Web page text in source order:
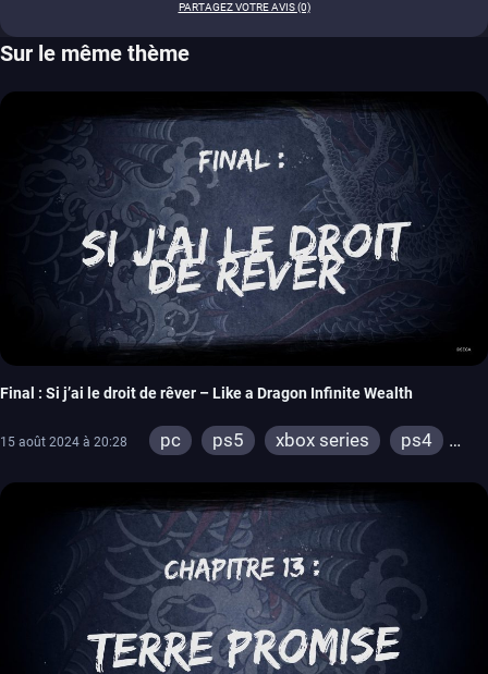
PARTAGEZ VOTRE AVIS (0)
Sur le même thème
Final : Si j’ai le droit de rêver – Like a Dragon Infinite Wealth
15 août 2024 à 20:28 pc ps5 xbox series
ps4